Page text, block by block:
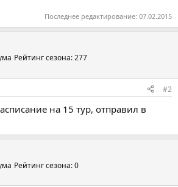
Последнее редактирование: 07.02.2015
Рейтинг сезона: 277
#2
на 15 тур, отправил в
Рейтинг сезона: 0